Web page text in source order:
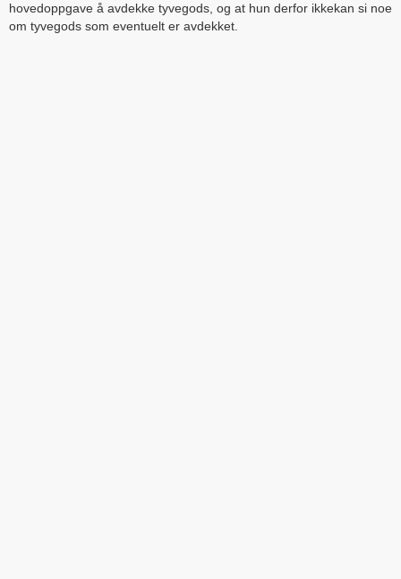
hovedoppgave å avdekke tyvegods, og at hun derfor ikkekan si noe
om tyvegods som eventuelt er avdekket.